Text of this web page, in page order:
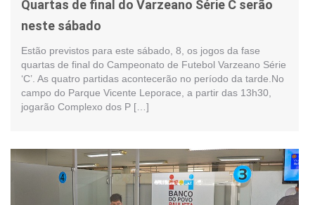
Quartas de final do Varzeano Série C serão
neste sábado
Estão previstos para este sábado, 8, os jogos da fase
quartas de final do Campeonato de Futebol Varzeano Série
‘C’. As quatro partidas acontecerão no período da tarde.No
campo do Parque Vicente Leporace, a partir das 13h30,
jogarão Complexo dos P […]